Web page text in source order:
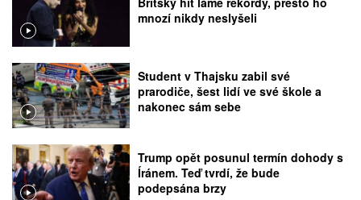
mnozí nikdy neslyšeli
Student v Thajsku zabil své
prarodiče, šest lidí ve své škole a
nakonec sám sebe
Trump opět posunul termín dohody s
Íránem. Teď tvrdí, že bude
podepsána brzy